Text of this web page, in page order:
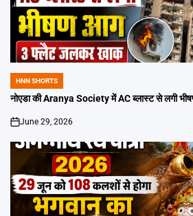
POSTED
IN
HNN SHORTS
नोएडा की Aranya Society में AC ब्लास्ट से लगी
on
June 29, 2026